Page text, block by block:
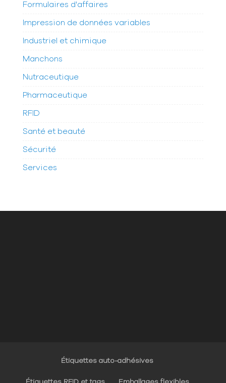
Formulaires d'affaires
Impression de données variables
Industriel et chimique
Manchons
Nutraceutique
Pharmaceutique
RFID
Santé et beauté
Sécurité
Services
Étiquettes auto-adhésives